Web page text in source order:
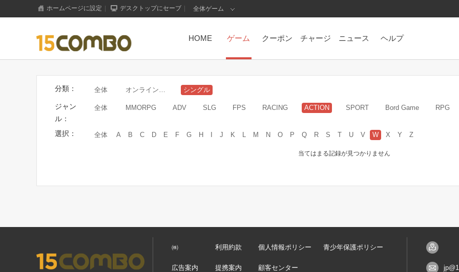
ホームページに設定 デスクトップにセーブ 全体ゲーム
HOME ゲーム クーポン チャージ ニュース ヘルプ
分類： 全体 シングル
ジャン
ル：
全体 MMORPG ADV SLG FPS RACING ACTION SPORT Bord Game RPG
選択： 全体 A B C D E F G H I J K L M N O P Q R S T U V W X Y Z
当てはまる記録が見つかりません
㈱ 利用約款 個人情報ポリシー 青少年保護ポリシー
広告案内 提携案内 顧客センター